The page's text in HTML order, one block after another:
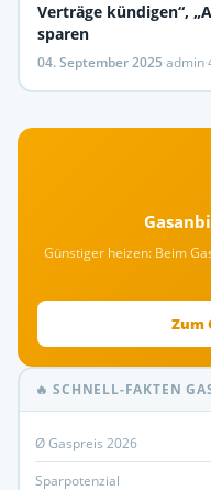
Verträge kündigen“,
sparen
04. September 2025·admin·
Günstiger heizen: Beim
Zum
🔥 SCHNELL-FAKTEN
Ø Gaspreis 2026
Sparpotenzial